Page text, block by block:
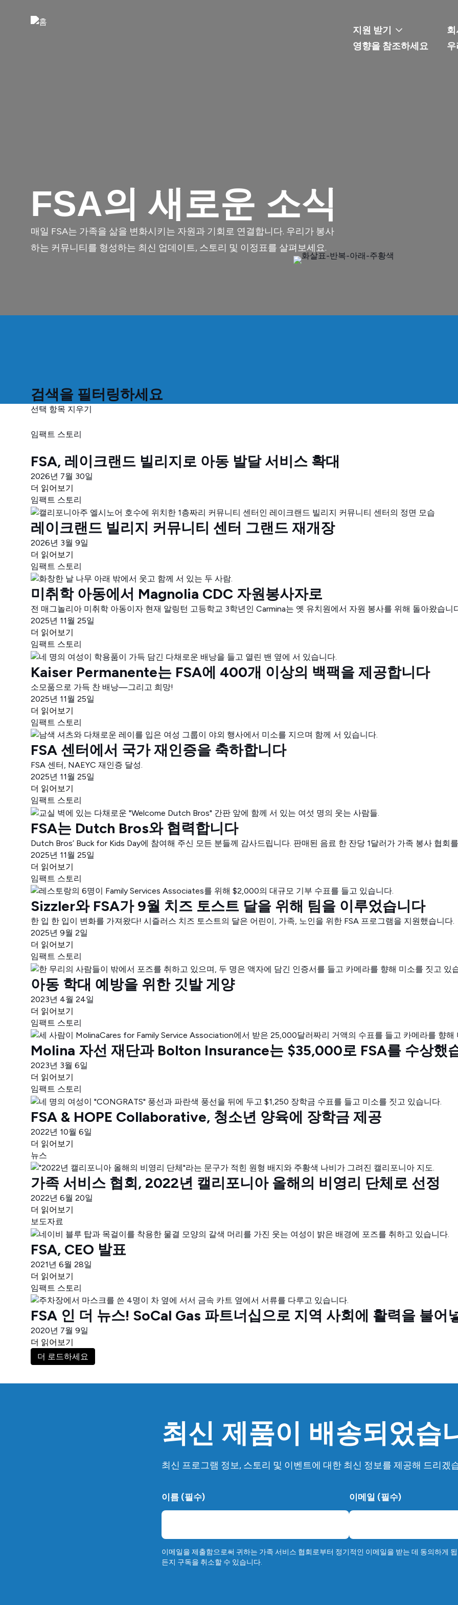
사이트 탐색
지원 받기
영향을 참조하세요
FSA의 새로운 소식
매일 FSA는 가족을 삶을 변화시키는 자원과 기회로 연결합니다. 우리가 봉사
하는 커뮤니티를 형성하는 최신 업데이트, 스토리 및 이정표를 살펴보세요.
검색을 필터링하세요
선택 항목 지우기
임팩트 스토리
FSA, 레이크랜드 빌리지로 아동 발달 서비스 확대
2026년 7월 30일
더 읽어보기
임팩트 스토리
레이크랜드 빌리지 커뮤니티 센터 그랜드 재개장
2026년 3월 9일
더 읽어보기
임팩트 스토리
미취학 아동에서 Magnolia CDC 자원봉사자로
전 매그놀리아 미취학 아동이자 현재 알링턴 고등학교 3학년인 Carmina는 옛 유치원에서 자원 봉사를 위해 돌아왔습니
2025년 11월 25일
더 읽어보기
임팩트 스토리
Kaiser Permanente는 FSA에 400개 이상의 백팩을 제공합니다
소모품으로 가득 찬 배낭—그리고 희망!
2025년 11월 25일
더 읽어보기
임팩트 스토리
FSA 센터에서 국가 재인증을 축하합니다
FSA 센터, NAEYC 재인증 달성.
2025년 11월 25일
더 읽어보기
임팩트 스토리
FSA는 Dutch Bros와 협력합니다
Dutch Bros’ Buck for Kids Day에 참여해 주신 모든 분들께 감사드립니다. 판매된 음료 한 잔당 1달러가 가족 봉사 협
2025년 11월 25일
더 읽어보기
임팩트 스토리
Sizzler와 FSA가 9월 치즈 토스트 달을 위해 팀을 이루었습니다
한 입 한 입이 변화를 가져왔다! 시즐러스 치즈 토스트의 달은 어린이, 가족, 노인을 위한 FSA 프로그램을 지원했습니다.
2025년 9월 2일
더 읽어보기
임팩트 스토리
아동 학대 예방을 위한 깃발 게양
2023년 4월 24일
더 읽어보기
임팩트 스토리
Molina 자선 재단과 Bolton Insurance는 $35,000로 FSA를 수상했
2023년 3월 6일
더 읽어보기
임팩트 스토리
FSA & HOPE Collaborative, 청소년 양육에 장학금 제공
2022년 10월 6일
더 읽어보기
뉴스
가족 서비스 협회, 2022년 캘리포니아 올해의 비영리 단체로 선정
2022년 6월 20일
더 읽어보기
보도자료
FSA, CEO 발표
2021년 6월 28일
더 읽어보기
임팩트 스토리
FSA 인 더 뉴스! SoCal Gas 파트너십으로 지역 사회에 활력을 불어
2020년 7월 9일
더 읽어보기
더 로드하세요
최신 제품이 배송되었습
최신 프로그램 정보, 스토리 및 이벤트에 대한 최신 정보를 제공해 드리겠
이름 (필수)
N
이
름
이메일 (필수)
이메일을 제출함으로써 귀하는 가족 서비스 협회로부터 정기적인 이메일을 받는 데 동의하게
든지 구독을 취소할 수 있습니다.